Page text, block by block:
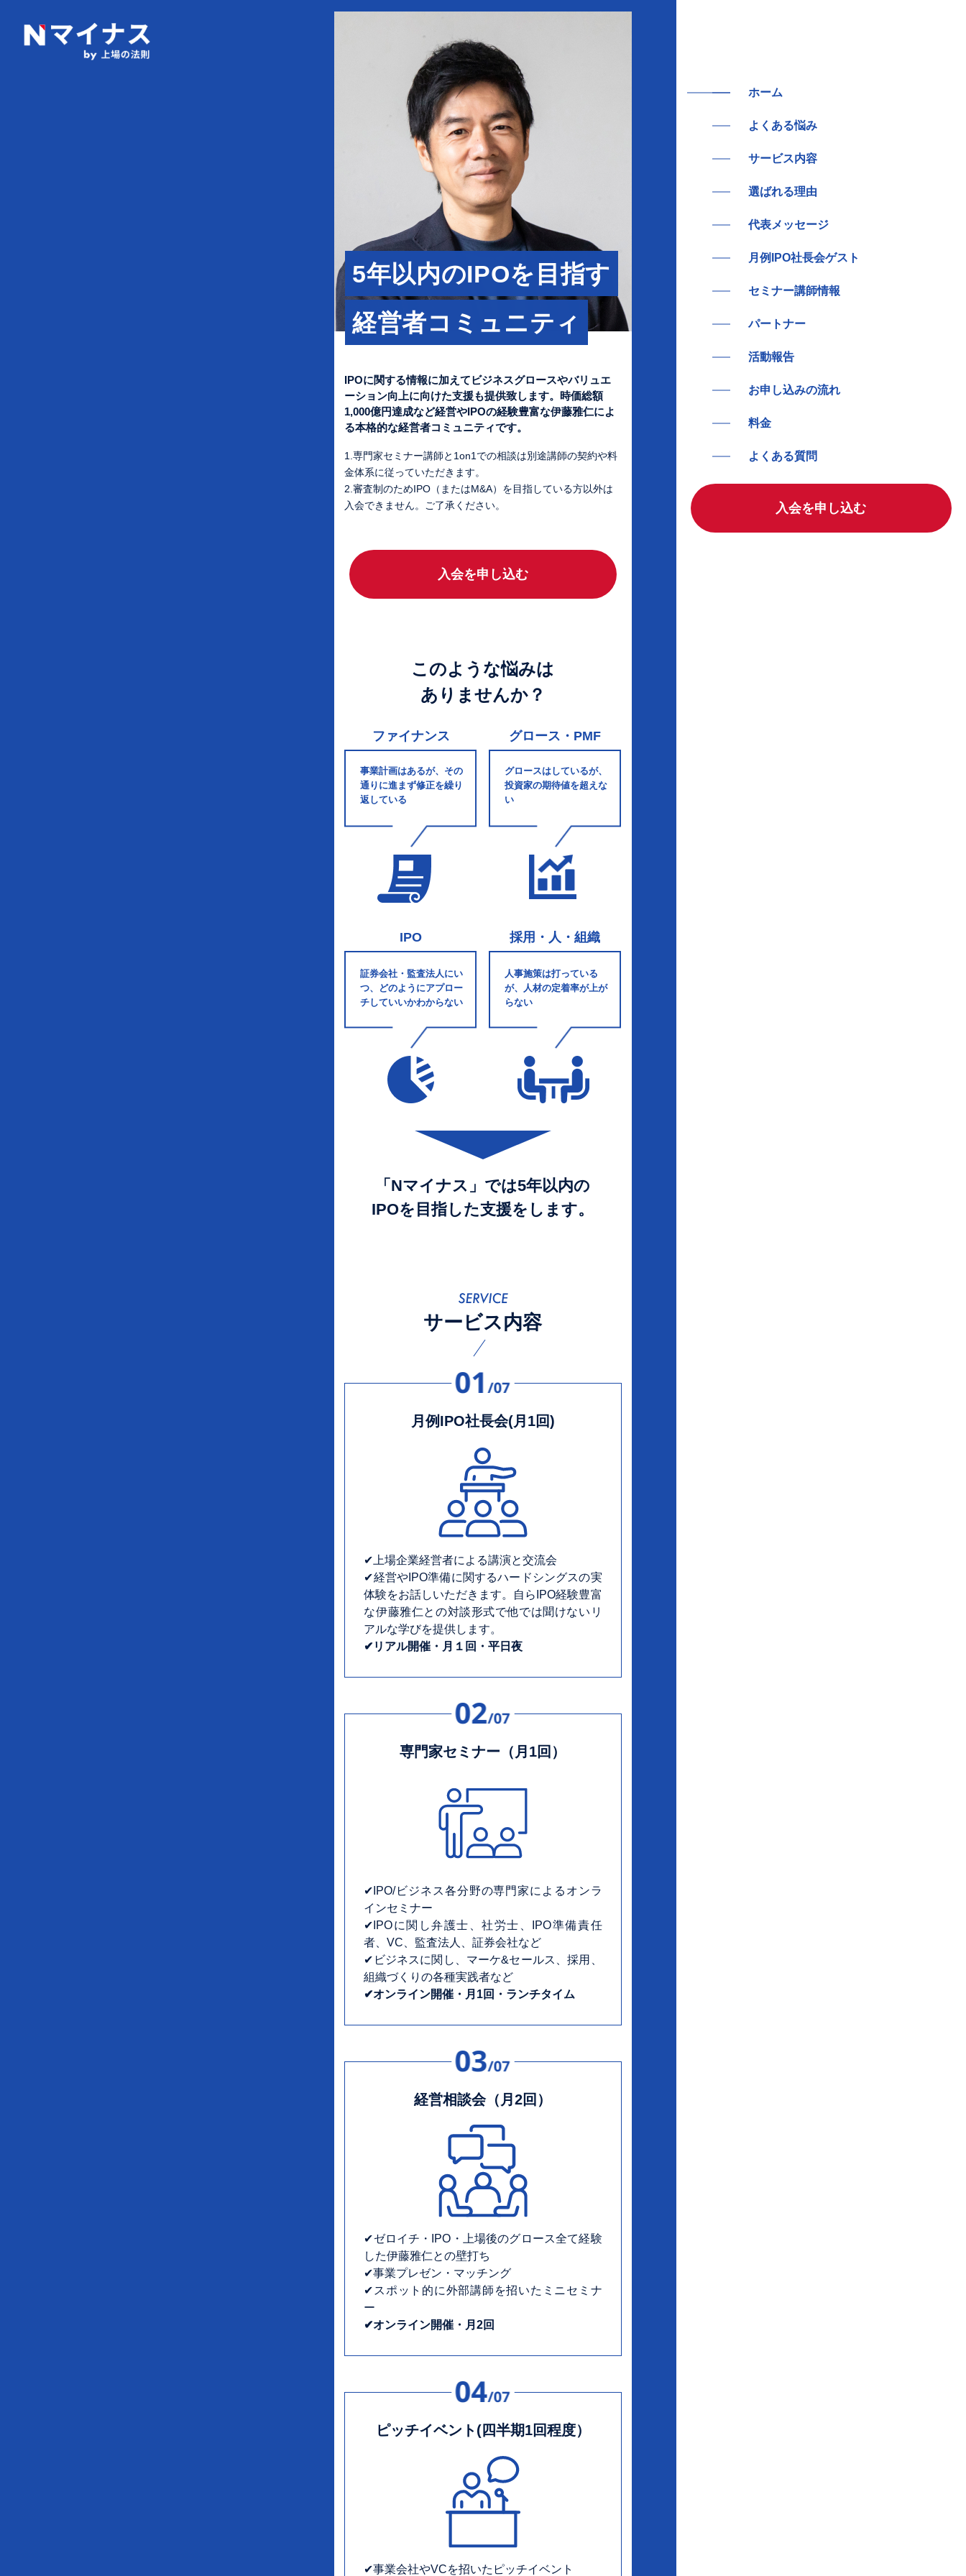
ホーム
よくある悩み
サービス内容
選ばれる理由
代表メッセージ
月例IPO社長会ゲスト
セミナー講師情報
パートナー
活動報告
お申し込みの流れ
料金
よくある質問
入会を申し込む
5年以内のIPOを目指す
経営者コミュニティ
IPOに関する情報に加えてビジネスグロースやバリュエ
ーション向上に向けた支援も提供致します。時価総額
1,000億円達成など経営やIPOの経験豊富な伊藤雅仁によ
る本格的な経営者コミュニティです。
1.専門家セミナー講師と1on1での相談は別途講師の契約や料
金体系に従っていただきます。
2.審査制のためIPO（またはM&A）を目指している方以外は
入会できません。ご了承ください。
入会を申し込む
このような悩みは
ありませんか？
ファイナンス
事業計画はあるが、その
通りに進まず修正を繰り
返している
グロース・PMF
グロースはしているが、
投資家の期待値を超えな
い
IPO
証券会社・監査法人にい
つ、どのようにアプロー
チしていいかわからない
採用・人・組織
人事施策は打っている
が、人材の定着率が上が
らない
「Nマイナス」では5年以内の
IPOを目指した支援をします。
サービス内容
月例IPO社長会(月1回)
✔︎上場企業経営者による講演と交流会
✔︎経営やIPO準備に関するハードシングスの実
体験をお話しいただきます。自らIPO経験豊富
な伊藤雅仁との対談形式で他では聞けないリ
アルな学びを提供します。
✔︎リアル開催・月１回・平日夜
専門家セミナー（月1回）
✔︎IPO/ビジネス各分野の専門家によるオンラ
インセミナー
✔︎IPOに関し弁護士、社労士、IPO準備責任
者、VC、監査法人、証券会社など
✔︎ビジネスに関し、マーケ&セールス、採用、
組織づくりの各種実践者など
✔︎オンライン開催・月1回・ランチタイム
経営相談会（月2回）
✔︎ゼロイチ・IPO・上場後のグロース全て経験
した伊藤雅仁との壁打ち
✔︎事業プレゼン・マッチング
✔︎スポット的に外部講師を招いたミニセミナ
ー
✔︎オンライン開催・月2回
ピッチイベント(四半期1回程度）
✔︎事業会社やVCを招いたピッチイベント